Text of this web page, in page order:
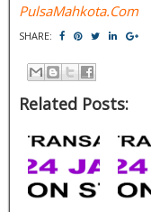
PulsaMahkota.Com
SHARE:
Related Posts: